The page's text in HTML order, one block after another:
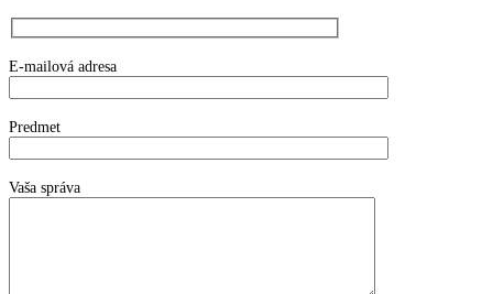
E-mailová adresa
Predmet
Vaša správa